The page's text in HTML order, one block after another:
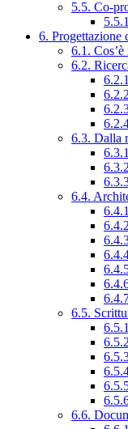
5.5. Co-
6. Progettazione
6.1.
6.2.
6.3. Dalla
6.4.
6.5.
6.6.